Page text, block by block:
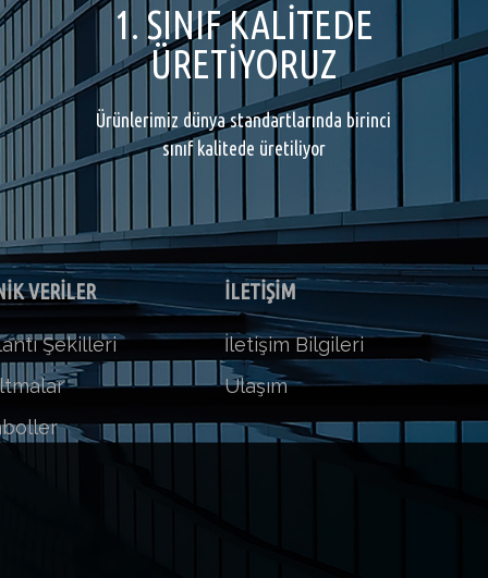
1. SINIF KALİTEDE
ÜRETİYORUZ
Ürünlerimiz dünya standartlarında birinci
sınıf kalitede üretiliyor
VERİLER
Şekilleri
İLETİŞİM
İletişim Bilgileri
Ulaşım